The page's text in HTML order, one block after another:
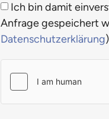
Ich bin damit
Anfrage gespeichert
Datenschutzerklärung